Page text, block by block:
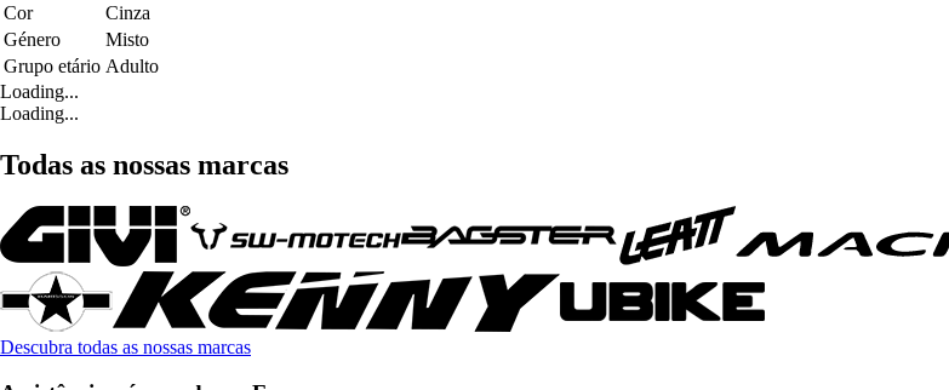
Cor
Cinza
Género
Misto
Grupo etário Adulto
Loading...
Loading...
Todas as nossas marcas
Descubra todas as nossas marcas